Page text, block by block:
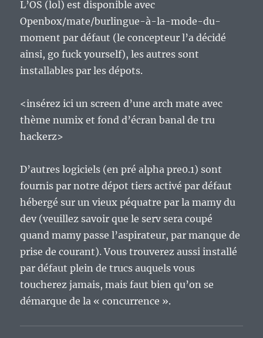
L’OS (lol) est disponible avec
Openbox/mate/burlingue-à-la-mode-du-
moment par défaut (le concepteur l’a décidé
ainsi, go fuck yourself), les autres sont
installables par les dépots.
<insérez ici un screen d’une arch mate avec
thème numix et fond d’écran banal de tru
hackerz>
D’autres logiciels (en pré alpha pre0.1) sont
fournis par notre dépot tiers activé par défaut
hébergé sur un vieux péquatre par la mamy du
dev (veuillez savoir que le serv sera coupé
quand mamy passe l’aspirateur, par manque de
prise de courant). Vous trouverez aussi installé
par défaut plein de trucs auquels vous
toucherez jamais, mais faut bien qu’on se
démarque de la « concurrence ».